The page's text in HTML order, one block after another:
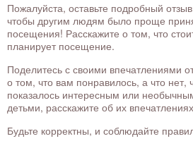
Пожалуйста, оставьте подробный
чтобы другим людям было проще
посещения! Расскажите о том, что
планирует посещение.
Поделитесь с своими впечатлениями
о том, что вам понравилось, а что нет,
показалось интересным или
детьми, расскажите об их
Будьте корректны, и соблюдайте